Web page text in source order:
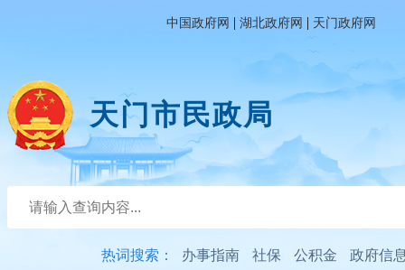
中国政府网 | 湖北政府网 | 天门政府网
天门市民政局
热词搜索： 办事指南 社保 公积金 政府信